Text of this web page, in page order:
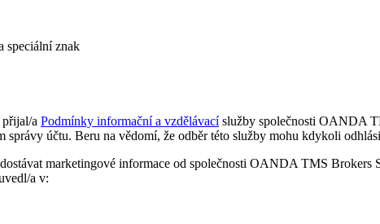
speciální znak
a Podmínky informační a vzdělávacíslužby společnosti OANDA
správy účtu. Beru na vědomí, že odběr této služby mohu kdykoli
marketingové informace od společnosti OANDA TMS
a v: